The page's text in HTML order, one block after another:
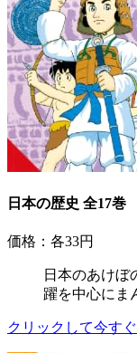
日本の歴史 全17巻
価格：各33円
日本のあけぼ
躍を中心にま
クリックして今す